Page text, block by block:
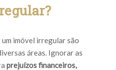
um imóvel irregular são
áreas. Ignorar as
prejuízos financeiros,